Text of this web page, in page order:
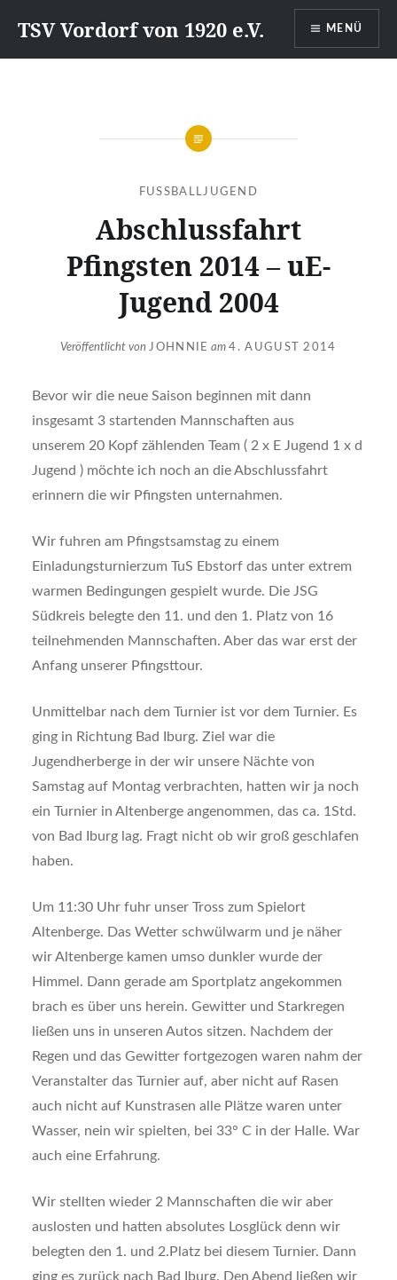
zumTSV Vordorf von 1920 e.V. MENÜ
FUSSBALLJUGEND
Abschlussfahrt
Pfingsten 2014 – uE-
Jugend 2004
Veröffentlicht von JOHNNIE am4. AUGUST 2014
Bevor wir die neue Saison beginnen mit dann
insgesamt 3 startenden Mannschaften aus
unserem 20 Kopf zählenden Team ( 2 x E Jugend 1 x d
Jugend ) möchte ich noch an die Abschlussfahrt
erinnern die wir Pfingsten unternahmen.
Wir fuhren am Pfingstsamstag zu einem
Einladungsturnierzum TuS Ebstorf das unter extrem
warmen Bedingungen gespielt wurde. Die JSG
Südkreis belegte den 11. und den 1. Platz von 16
teilnehmenden Mannschaften. Aber das war erst der
Anfang unserer Pfingsttour.
Unmittelbar nach dem Turnier ist vor dem Turnier. Es
ging in Richtung Bad Iburg. Ziel war die
Jugendherberge in der wir unsere Nächte von
Samstag auf Montag verbrachten, hatten wir ja noch
ein Turnier in Altenberge angenommen, das ca. 1Std.
von Bad Iburg lag. Fragt nicht ob wir groß geschlafen
haben.
Um 11:30 Uhr fuhr unser Tross zum Spielort
Altenberge. Das Wetter schwülwarm und je näher
wir Altenberge kamen umso dunkler wurde der
Himmel. Dann gerade am Sportplatz angekommen
brach es über uns herein. Gewitter und Starkregen
ließen uns in unseren Autos sitzen. Nachdem der
Regen und das Gewitter fortgezogen waren nahm der
Veranstalter das Turnier auf, aber nicht auf Rasen
auch nicht auf Kunstrasen alle Plätze waren unter
Wasser, nein wir spielten, bei 33° C in der Halle. War
auch eine Erfahrung.
Wir stellten wieder 2 Mannschaften die wir aber
auslosten und hatten absolutes Losglück denn wir
belegten den 1. und 2.Platz bei diesem Turnier. Dann
ging es zurück nach Bad Iburg. Den Abend ließen wir